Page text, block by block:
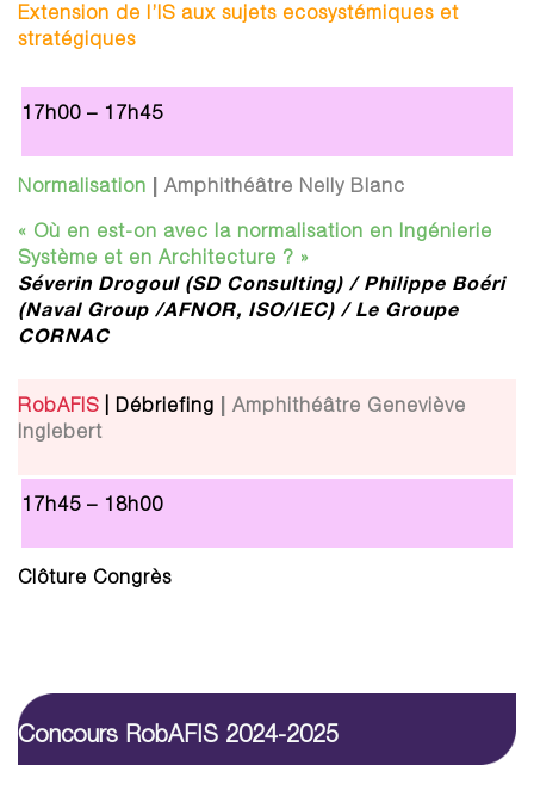
Extension de l’IS aux sujets ecosystémiques et
stratégiques
17h00 – 17h45
Normalisation | Amphithéâtre Nelly Blanc
« Où en est-on avec la normalisation en Ingénierie
Système et en Architecture ? »
Séverin Drogoul (SD Consulting) / Philippe Boéri
(Naval Group /AFNOR, ISO/IEC) / Le Groupe
CORNAC
RobAFIS | Débriefing | Amphithéâtre Geneviève
Inglebert
17h45 – 18h00
Clôture Congrès
Concours RobAFIS 2024-2025